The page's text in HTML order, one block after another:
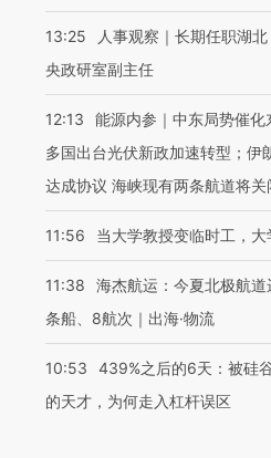
13:25
人事观察｜长期任职湖
央政研室副主任
12:13
能源内参｜中东局势催化
多国出台光伏新政加速转型；伊
达成协议 海峡现有两条航道将关
11:56 当大学教授变临时工，
11:38
海杰航运：今夏北极航
条船、8航次｜出海·物流
10:53
439%之后的6天：被硅
的天才，为何走入杠杆误区